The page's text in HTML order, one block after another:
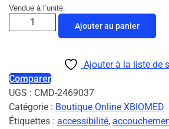
Vendue à l’unité.
Ajouter au panier
Ajouter à la liste de
Comparer
UGS : CMD-2469037
Catégorie : Boutique Online XBIOMED
Étiquettes : accessibilité,